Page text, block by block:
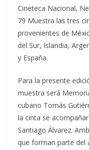
Cineteca Nacional,
79 Muestra las tres
provenientes de
del Sur, Islandia,
y España.
Para la presente
muestra será
cubano Tomás
la cinta se
Santiago Álvarez.
que forman parte del